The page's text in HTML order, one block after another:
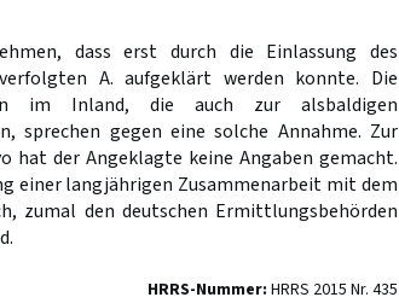
dass erst durch die Einlassung des
A. aufgeklärt werden konnte. Die
im Inland, die auch zur alsbaldigen
sprechen gegen eine solche Annahme. Zur
der Angeklagte keine Angaben gemacht.
einer langjährigen Zusammenarbeit mit dem
zumal den deutschen Ermittlungsbehörden
HRRS-Nummer: HRRS 2015 Nr. 435